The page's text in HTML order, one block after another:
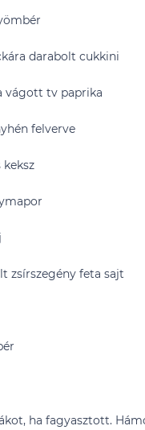
darabolt cukkini
vágott tv paprika
felverve
zsírszegény feta sajt
ha fagyasztott.